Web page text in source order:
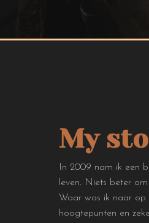
My
In 2009 nam ik een
leven. Niets beter
Waar was ik naar op
hoogtepunten en